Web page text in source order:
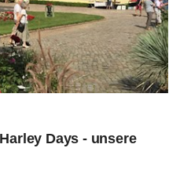
Days - unsere